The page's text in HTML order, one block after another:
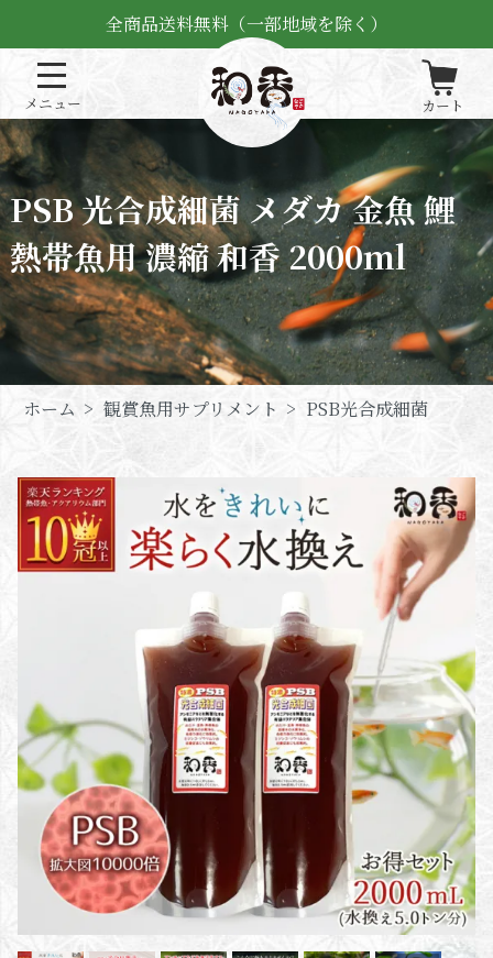
全商品送料無料（一部地域を除く）
PSB 光合成細菌 メダカ 金魚 鯉
熱帯魚用 濃縮 和香 2000ml
ホーム > 観賞魚用サプリメント > PSB光合成細菌